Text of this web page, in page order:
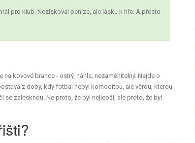
pro klub. Neziskoval peníze, ale lásku k hře. A přesto
kovové brance - ostrý, náhle, nezaměnitelný. Nejde o
z doby, kdy fotbal nebyl komoditou, ale věrou, kterou
se zalesknou. Ne proto, že byl nejlepší, ale proto, že byl